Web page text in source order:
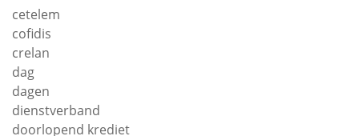
cetelem
cofidis
crelan
dag
dagen
dienstverband
doorlopend krediet